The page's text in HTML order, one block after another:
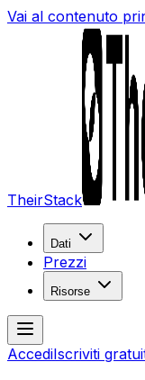
Vai al contenuto
TheirStack
Dati
Prezzi
Risorse
AccediIscriviti